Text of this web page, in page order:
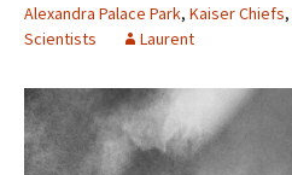
Alexandra Palace Park, Kaiser Chiefs,
Scientists
Laurent